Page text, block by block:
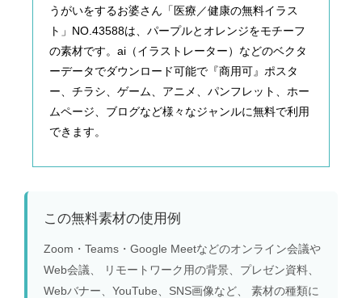
うがいをするお婆さん「医療／健康の無料イラス
ト」NO.43588は、パープルとオレンジをモチーフ
の素材です。ai（イラストレーター）などのベクタ
ーデータでダウンロード可能で『商用可』ポスタ
ー、チラシ、ゲーム、アニメ、パンフレット、ホー
ムページ、ブログなど様々なジャンルに無料で利用
できます。
この無料素材の使用例
Zoom・Teams・Google Meetなどのオンライン会議や
Web会議、 リモートワーク用の背景、プレゼン資料、
Webバナー、YouTube、SNS画像など、 素材の種類に